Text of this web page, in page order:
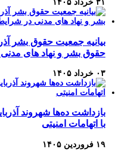
۳۱ خرداد ۱۴۰۵
بیانیه جمعیت حقوق بشر
حقوق بشر و نهاد های
۰۳ خرداد ۱۴۰۵
بازداشت ده‌ها شهروند
با اتهامات امنیتی
۱۹ فروردین ۱۴۰۵